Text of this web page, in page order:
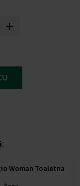
+
:
Woman Toaletna